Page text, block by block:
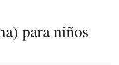
para niños